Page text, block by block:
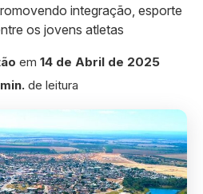
integração, esporte
os jovens atletas
em 14 de Abril de 2025
de leitura